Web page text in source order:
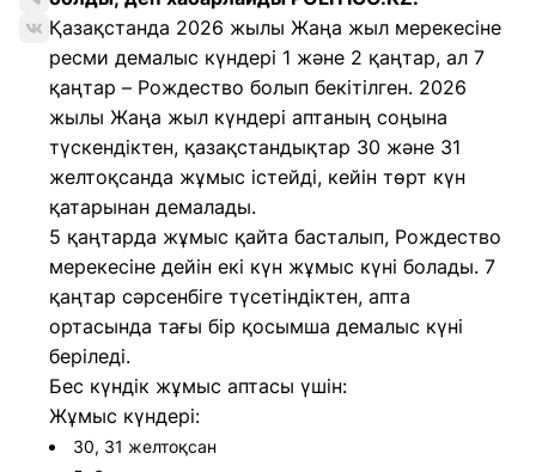
Қазақстанда 2026 жылы Жаңа жыл мерекесіне
ресми демалыс күндері 1 және 2 қаңтар, ал 7
қаңтар – Рождество болып бекітілген. 2026
жылы Жаңа жыл күндері аптаның соңына
түскендіктен, қазақстандықтар 30 және 31
желтоқсанда жұмыс істейді, кейін төрт күн
қатарынан демалады.
5 қаңтарда жұмыс қайта басталып, Рождество
мерекесіне дейін екі күн жұмыс күні болады. 7
қаңтар сәрсенбіге түсетіндіктен, апта
ортасында тағы бір қосымша демалыс күні
беріледі.
Бес күндік жұмыс аптасы үшін:
Жұмыс күндері:
30, 31 желтоқсан